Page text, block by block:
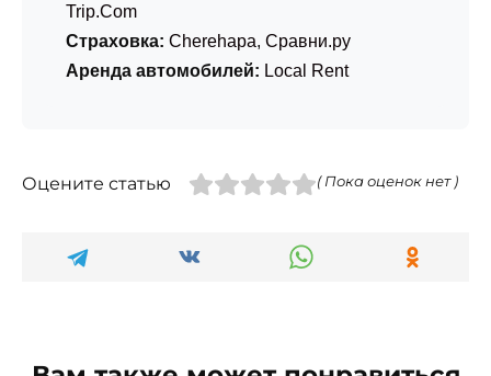
Trip.Com
Страховка: Cherehapa, Сравни.ру
Аренда автомобилей: Local Rent
Оцените статью ( Пока оценок нет )